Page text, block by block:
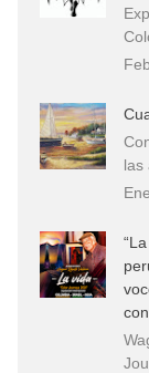
las